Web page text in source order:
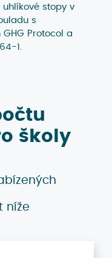
stopy v
s
Protocol a
1.
školy
níže